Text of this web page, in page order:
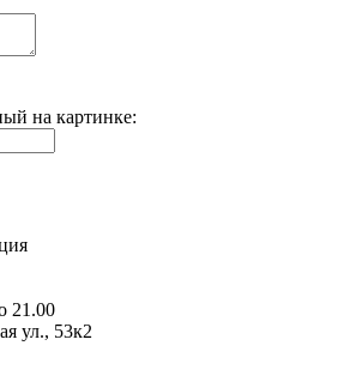
на картинке:
21.00
ул., 53к2